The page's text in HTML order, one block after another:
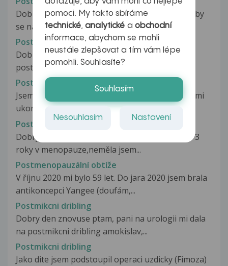
Dobrý den, prosím, chtěla bych se zeptat, jestli by
se na CT mozku bez podání...
Postkontuzni pseudocysta
Dobry den,chtela bych se zeptat,co je to
postkontuzni pseudocysta. Tentonalez...
Postkovidový kašel a malátnost
Jsem už téměř 3 týdny covid pozitivní a moje dr.mi
ukončila 2.11.2020 karanténu...
Postmenopauzální krvácení po jízdě na kole
Dobrý den,chtěla jsem poprosit o radu.Jsem již 3
roky v menopauze,neměla jsem...
Postmenopauzální obtíže
V říjnu 2020 mi bylo 59 let. Do jara 2020 jsem brala
antikoncepci Yangee (doufám,...
Postmikcni dribling
Dobry den znovuse ptam, pani na urologii mi dala
na postmikcni dribling amokislav,...
Postmikcni dribling
Jako dite jsem podstoupil operaci uzdicky (Fimoza)
pomoci. My takto sbíráme
technické,analytické a obchodní
informace, abychom se mohli
neustále zlepšovat a tím vám lépe
pomohli. Souhlasíte?
Souhlasím
Nesouhlasím Nastavení